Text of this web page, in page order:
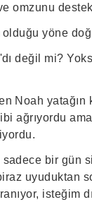
omzunu
olduğu yöne
değil mi?
Noah yatağın
ağrıyordu
bir gün
uyuduktan
isteğim